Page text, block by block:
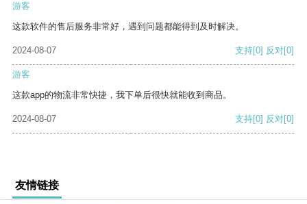
游客
这款软件的售后服务非常好，遇到问题都能得到及时解决。
2024-08-07 支持[0] 反对[0]
游客
这款app的物流非常快捷，我下单后很快就能收到商品。
2024-08-07 支持[0] 反对[0]
友情链接